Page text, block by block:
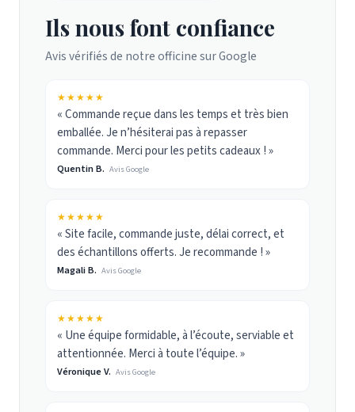
Ils nous font confiance
Avis vérifiés de notre officine sur Google
★★★★★
« Commande reçue dans les temps et très bien
emballée. Je n’hésiterai pas à repasser
commande. Merci pour les petits cadeaux ! »
Quentin B. Avis Google
★★★★★
« Site facile, commande juste, délai correct, et
des échantillons offerts. Je recommande ! »
Magali B. Avis Google
★★★★★
« Une équipe formidable, à l’écoute, serviable et
attentionnée. Merci à toute l’équipe. »
Véronique V. Avis Google